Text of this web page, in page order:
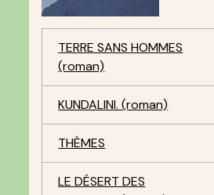
TERRE SANS HOMMES
(roman)
KUNDALINI. (roman)
THÈMES
LE DÉSERT DES